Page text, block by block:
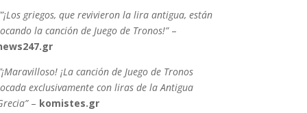
griegos, que revivieron la lira antigua, están
la canción de Juego de Tronos!”–
¡La canción de Juego de Tronos
exclusivamente con liras de la Antigua
– komistes.gr